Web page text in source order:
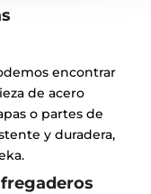
encontrar
de acero
o partes de
y duradera,